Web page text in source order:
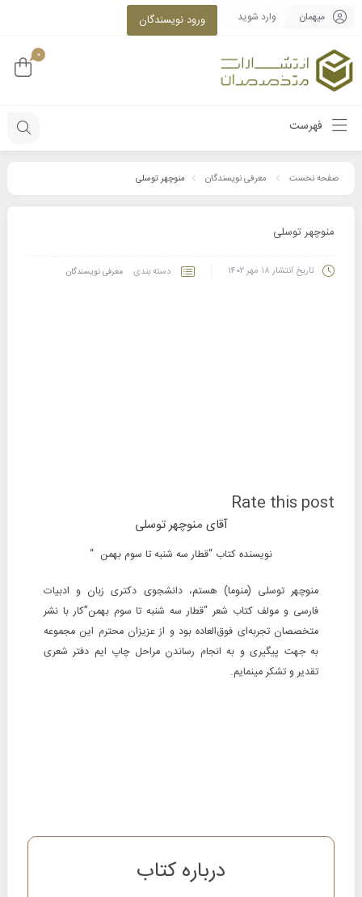
میهمان وارد شوید ورود نویسندگان
0
فهرست
صفحه نخست معرفی نویسندگان منوچهر توسلی
منوچهر توسلی
تاریخ انتشار۱۸ مهر ۱۴۰۲ دسته بندی معرفی نویسندگان
Rate this post
آقای منوچهر توسلی
نویسنده کتاب “قطار سه شنبه تا سوم بهمن “
منوچهر توسلی (منوما) هستم، دانشجوی دکتری زبان و ادبیات
فارسی و مولف کتاب شعر “قطار سه شنبه تا سوم بهمن”کار با نشر
متخصصان تجربه‌ای فوق‌العاده بود و از عزیزان محترم این مجموعه
به جهت پیگیری و به انجام رساندن مراحل چاپ ایم دفتر شعری
تقدیر و تشکر مینمایم.
درباره کتاب